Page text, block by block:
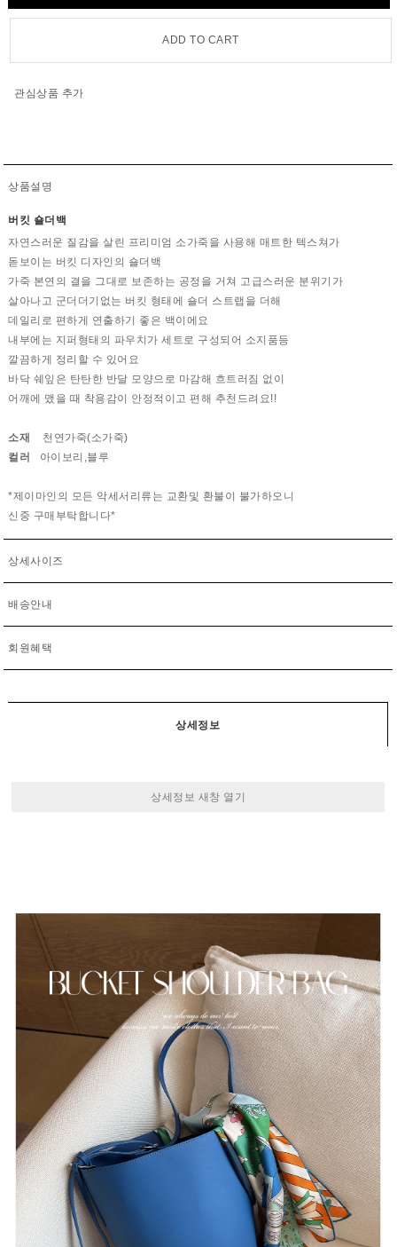
ADD TO CART
관심상품 추가
상품설명
버킷 숄더백
자연스러운 질감을 살린 프리미엄 소가죽을 사용해 매트한 텍스쳐가
돋보이는 버킷 디자인의 숄더백
가죽 본연의 결을 그대로 보존하는 공정을 거쳐 고급스러운 분위기가
살아나고 군더더기없는 버킷 형태에 숄더 스트랩을 더해
데일리로 편하게 연출하기 좋은 백이에요
내부에는 지퍼형태의 파우치가 세트로 구성되어 소지품등
깔끔하게 정리할 수 있어요
바닥 쉐잎은 탄탄한 반달 모양으로 마감해 흐트러짐 없이
어깨에 맸을 때 착용감이 안정적이고 편해 추천드려요!!
소재
천연가죽(소가죽)
컬러
아이보리,블루
*제이마인의 모든 악세서리류는 교환및 환불이 불가하오니
신중 구매부탁합니다*
상세사이즈
배송안내
회원혜택
상세정보
상세정보 새창 열기